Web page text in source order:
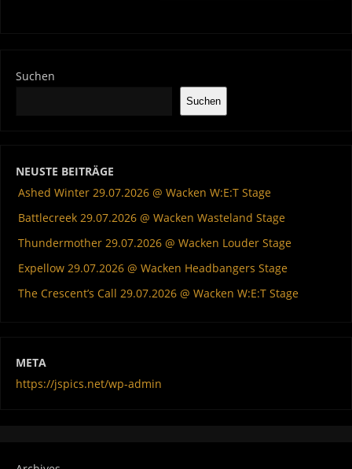
Suchen
Suchen
NEUSTE BEITRÄGE
Ashed Winter 29.07.2026 @ Wacken W:E:T Stage
Battlecreek 29.07.2026 @ Wacken Wasteland Stage
Thundermother 29.07.2026 @ Wacken Louder Stage
Expellow 29.07.2026 @ Wacken Headbangers Stage
The Crescent’s Call 29.07.2026 @ Wacken W:E:T Stage
META
https://jspics.net/wp-admin